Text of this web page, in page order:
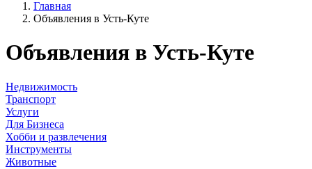
Главная
Объявления в Усть-Куте
Объявления в Усть-Куте
Недвижимость
Транспорт
Услуги
Для Бизнеса
Хобби и развлечения
Инструменты
Животные